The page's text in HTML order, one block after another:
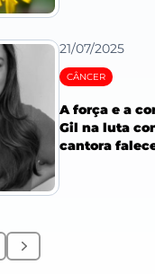
21/07/2025
CÂNCER
A força e a
Gil na luta
cantora
Próximo